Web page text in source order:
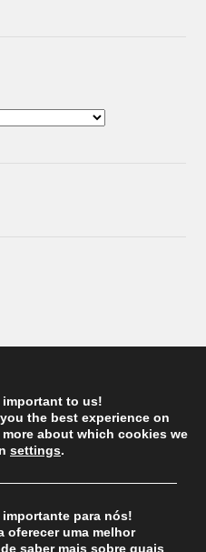
to us!
the best experience on
about which cookies we
settings.
para nós!
oferecer uma melhor
saber mais sobre quais